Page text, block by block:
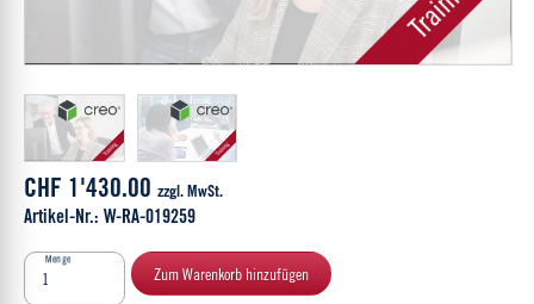
CHF 1'430.00 zzgl. MwSt.
Artikel-Nr.: W-RA-019259
Menge
Zum Warenkorb hinzufügen